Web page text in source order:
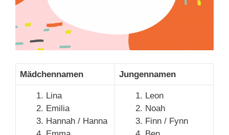
Mädchennamen Jungennamen
Lina
Emilia
Hannah / Hanna
Leon
Noah
Finn / Fynn